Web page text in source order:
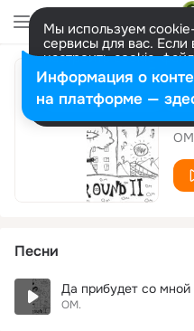
Мы используем
сервисы для вас. Если
настроить cookie-
представитель.
Разрешить все
Песни
Да прибудет со мной
OM.
Информация о
на платформе —